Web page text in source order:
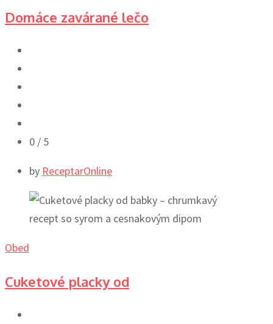
Domáce zavárané lečo
0 / 5
by ReceptarOnline
Obed
Cuketové placky od